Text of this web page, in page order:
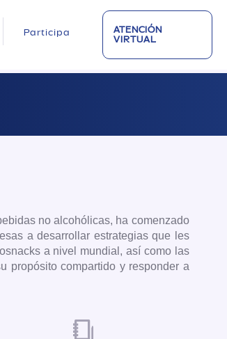
Participa
ATENCIÓN
VIRTUAL
no alcohólicas, ha comenzado
a desarrollar estrategias que les
a nivel mundial, así como las
propósito compartido y responder a